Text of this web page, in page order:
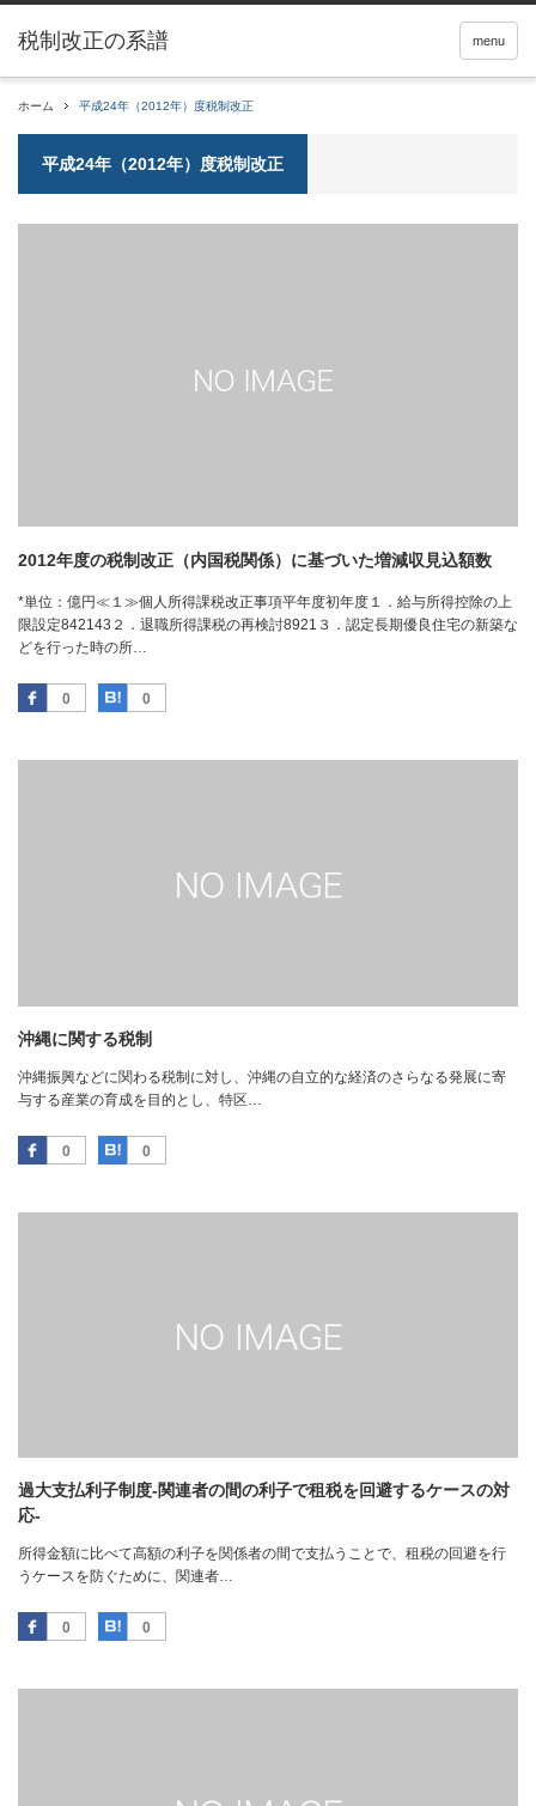
税制改正の系譜 menu
ホーム 平成24年（2012年）度税制改正
平成24年（2012年）度税制改正
2012年度の税制改正（内国税関係）に基づいた増減収見込額数
*単位：億円≪１≫個人所得課税改正事項平年度初年度１．給与所得控除の上
限設定842143２．退職所得課税の再検討8921３．認定長期優良住宅の新築な
どを行った時の所…
0
Facebook 0
はてなブックマーク
沖縄に関する税制
沖縄振興などに関わる税制に対し、沖縄の自立的な経済のさらなる発展に寄
与する産業の育成を目的とし、特区…
0
Facebook 0
はてなブックマーク
過大支払利子制度‐関連者の間の利子で租税を回避するケースの対
応‐
所得金額に比べて高額の利子を関係者の間で支払うことで、租税の回避を行
うケースを防ぐために、関連者…
0
Facebook 0
はてなブックマーク